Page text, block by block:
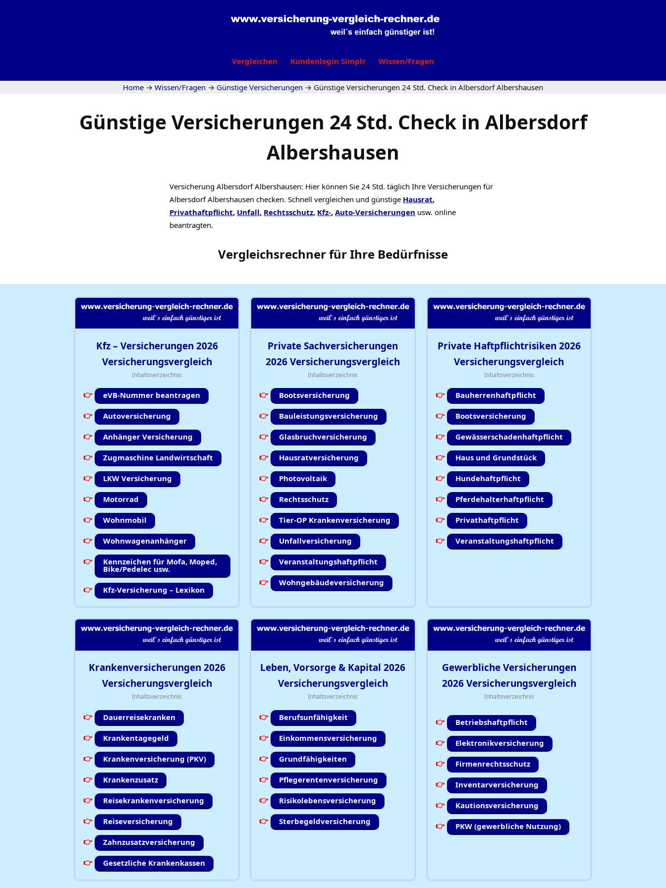
Vergleichen Kundenlogin Simplr Wissen/Fragen
Home → Wissen/Fragen → Günstige Versicherungen → Günstige Versicherungen 24 Std. Check in Albersdorf Albershausen
Günstige Versicherungen 24 Std. Check in Albersdorf
Albershausen
Versicherung Albersdorf Albershausen: Hier können Sie 24 Std. täglich Ihre Versicherungen für
Albersdorf Albershausen checken. Schnell vergleichen und günstige Hausrat,
Privathaftpflicht, Unfall, Rechtsschutz, Kfz-, Auto-Versicherungen usw. online
beantragten.
Vergleichsrechnerfür Ihre Bedürfnisse
Kfz – Versicherungen 2026
Versicherungsvergleich
Inhaltsverzeichnis
eVB-Nummer beantragen
Autoversicherung
Anhänger Versicherung
Zugmaschine Landwirtschaft
LKW Versicherung
Motorrad
Wohnmobil
Wohnwagenanhänger
Kennzeichen für Mofa, Moped,
Bike/Pedelec usw.
Kfz-Versicherung – Lexikon
Private Sachversicherungen
2026Versicherungsvergleich
Inhaltsverzeichnis
Bootsversicherung
Bauleistungsversicherung
Glasbruchversicherung
Hausratversicherung
Photovoltaik
Rechtsschutz
Tier-OP Krankenversicherung
Unfallversicherung
Veranstaltungshaftpflicht
Wohngebäudeversicherung
Private Haftpflichtrisiken 2026
Versicherungsvergleich
Inhaltsverzeichnis
Bauherrenhaftpflicht
Bootsversicherung
Gewässerschadenhaftpflicht
Haus und Grundstück
Hundehaftpflicht
Pferdehalterhaftpflicht
Privathaftpflicht
Veranstaltungshaftpflicht
Krankenversicherungen 2026
Versicherungsvergleich
Inhaltsverzeichnis
Dauerreisekranken
Krankentagegeld
Krankenversicherung (PKV)
Krankenzusatz
Reisekrankenversicherung
Reiseversicherung
Zahnzusatzversicherung
Gesetzliche Krankenkassen
Leben, Vorsorge & Kapital2026
Versicherungsvergleich
Inhaltsverzeichnis
Berufsunfähigkeit
Einkommensversicherung
Grundfähigkeiten
Pflegerentenversicherung
Risikolebensversicherung
Sterbegeldversicherung
Gewerbliche Versicherungen
2026Versicherungsvergleich
Inhaltsverzeichnis
Betriebshaftpflicht
Elektronikversicherung
Firmenrechtsschutz
Inventarversicherung
Kautionsversicherung
PKW (gewerbliche Nutzung)